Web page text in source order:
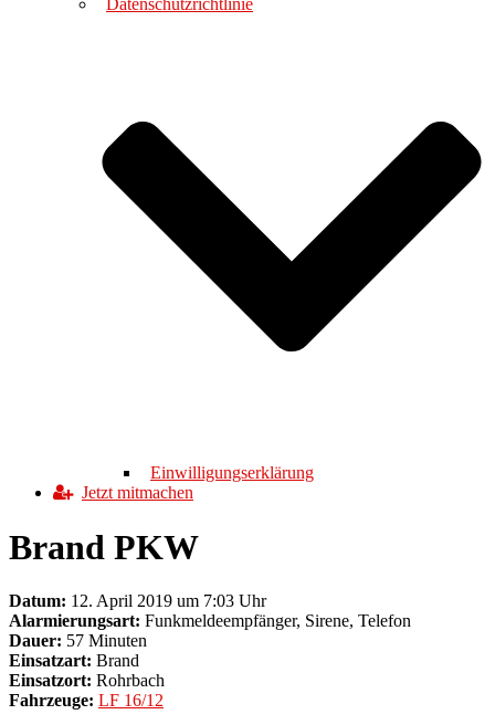
Datenschutzrichtlinie
Einwilligungserklärung
Jetzt mitmachen
Brand PKW
Datum: 12. April 2019 um 7:03 Uhr
Alarmierungsart: Funkmeldeempfänger, Sirene, Telefon
Dauer: 57 Minuten
Einsatzart: Brand
Einsatzort: Rohrbach
Fahrzeuge: LF 16/12